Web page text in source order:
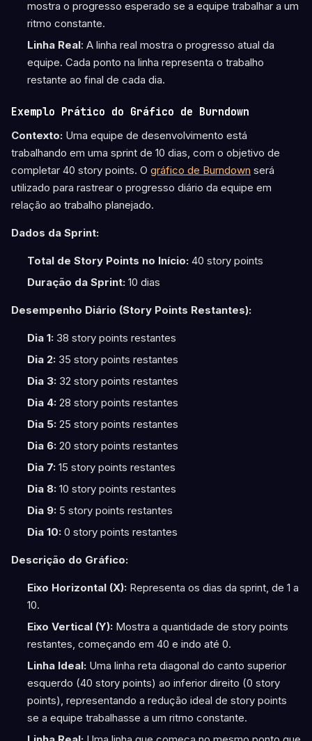
mostra o progresso esperado se a equipe trabalhar a um
ritmo constante.
Linha Real: A linha real mostra o progresso atual da
equipe. Cada ponto na linha representa o trabalho
restante ao final de cada dia.
Exemplo Prático do Gráfico de Burndown
Contexto: Uma equipe de desenvolvimento está
trabalhando em uma sprint de 10 dias, com o objetivo de
completar 40 story points. O gráfico de Burndown será
utilizado para rastrear o progresso diário da equipe em
relação ao trabalho planejado.
Dados da Sprint:
Total de Story Points no Início:40 story points
Duração da Sprint:10 dias
Desempenho Diário (Story Points Restantes):
Dia 1:38 story points restantes
Dia 2:35 story points restantes
Dia 3:32 story points restantes
Dia 4:28 story points restantes
Dia 5:25 story points restantes
Dia 6:20 story points restantes
Dia 7:15 story points restantes
Dia 8:10 story points restantes
Dia 9:5 story points restantes
Dia 10:0 story points restantes
Descrição do Gráfico:
Eixo Horizontal (X):Representa os dias da sprint, de 1 a
10.
Eixo Vertical (Y):Mostra a quantidade de story points
restantes, começando em 40 e indo até 0.
Linha Ideal:Uma linha reta diagonal do canto superior
esquerdo (40 story points) ao inferior direito (0 story
points), representando a redução ideal de story points
se a equipe trabalhasse a um ritmo constante.